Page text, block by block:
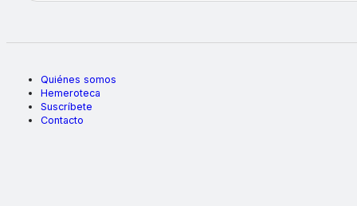
Quiénes somos
Hemeroteca
Suscríbete
Contacto